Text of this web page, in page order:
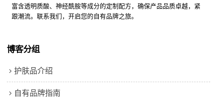
富含透明质酸、神经酰胺等成分的定制配方，确保产品品质卓越，紧
跟潮流。联系我们 ，开启您的自有品牌之旅。
博客分组
护肤品介绍
自有品牌指南